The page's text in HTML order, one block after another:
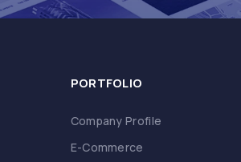
PORTFOLIO
Company Profile
E-Commerce